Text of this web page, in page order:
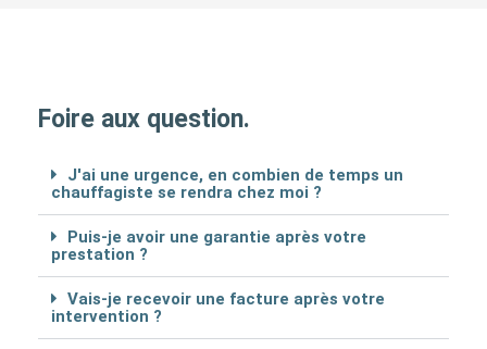
Foire aux question.
J'ai une urgence, en combien de temps un
chauffagiste se rendra chez moi ?
Puis-je avoir une garantie après votre
prestation ?
Vais-je recevoir une facture après votre
intervention ?